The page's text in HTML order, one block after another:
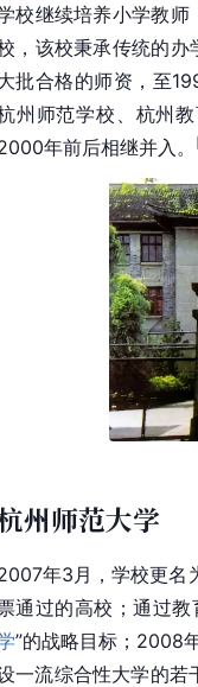
校继续培养小学教师
，该校秉承传统的办
批合格的师资，至
州师范学校、杭州
年前后相继并入。
州师范大学
年3月，学校更名
通过的高校；通过
”的战略目标；2008
一流综合性大学的